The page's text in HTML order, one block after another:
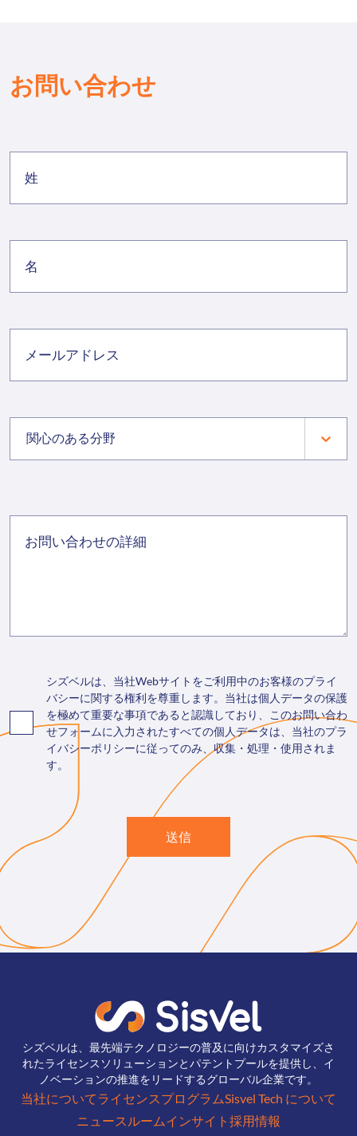
お問い合わせ
関心のある分野
シズベルは、当社Webサイトをご利用中のお客様のプライ
バシーに関する権利を尊重します。当社は個人データの保護
を極めて重要な事項であると認識しており、このお問い合わ
せフォームに入力されたすべての個人データは、当社のプラ
イバシーポリシーに従ってのみ、収集・処理・使用されま
す。
送信
シズベルは、最先端テクノロジーの普及に向けカスタマイズさ
れたライセンスソリューションとパテントプールを提供し、イ
ノベーションの推進をリードするグローバル企業です。
当社についてライセンスプログラムSisvel Tech について
ニュースルームインサイト 採用情報